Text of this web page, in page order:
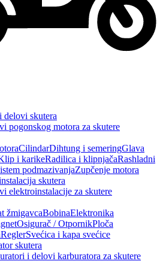
delovi skutera
CilindarDihtung i semeringGlava
i karikeRadilica i klipnjačaRashladni
podmazivanjaZupčenje motora
skutera
žmigavcaBobinaElektronika
Osigurač / OtpornikPloča
ReglerSvećica i kapa svećice
skutera